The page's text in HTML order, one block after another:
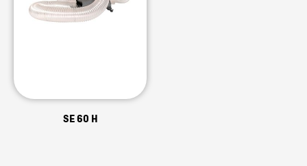
SE 60 H